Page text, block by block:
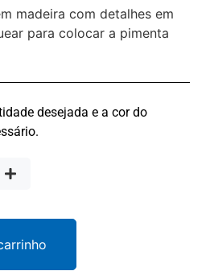
madeira com detalhes em
para colocar a pimenta
desejada e a cor do